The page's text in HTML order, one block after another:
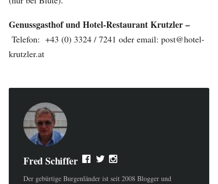
Genussgasthof und Hotel-Restaurant Krutzler –
Telefon: +43 (0) 3324 / 7241 oder email: post@hotel-
krutzler.at
Fred Schiffer
Der gebürtige Burgenländer ist seit 2008 Blogger und